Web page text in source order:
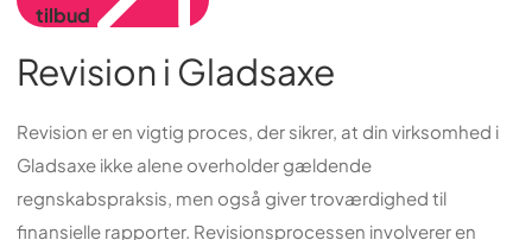
tilbud
Revision i Gladsaxe
Revision er en vigtig proces, der sikrer, at din virksomhed i
Gladsaxe ikke alene overholder gældende
regnskabspraksis, men også giver troværdighed til
finansielle rapporter. Revisionsprocessen involverer en